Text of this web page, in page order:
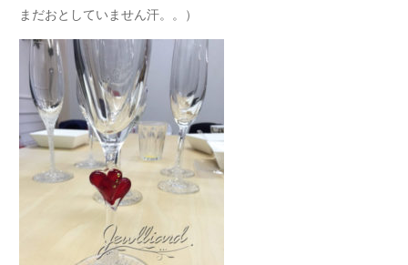
まだおとしていません汗。。）